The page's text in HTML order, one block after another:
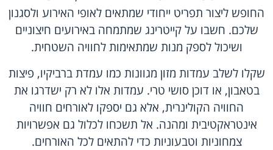
החופש ליצור תפריט ייחודי שמתאים לאופי האירוע ולסגנון
שלכם. חשבו על קייטרינג שמתמחה באירועים חיצוניים
ושיכול לספק מנות שמתאימות לחוויה השטחית.
שקלו לשלב עמדות מזון מגוונות כמו עמדת ברביקיו, פיצות
בטאבון, או דוכן סושי טרי. עמדות אלו לא רק ישדרגו את
החוויה הקולינרית, אלא גם יספקו לאורחים חוויה
אינטראקטיבית ומהנה. אל תשכחו לכלול גם אפשרויות
צמחוניות וטבעוניות כדי להתאים לכל האורחים.